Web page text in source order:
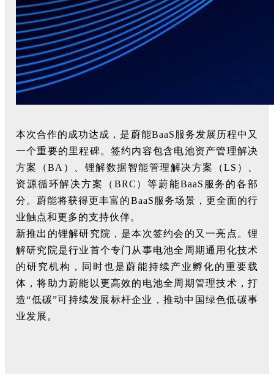
本次合作的成功达成，是蔚能BaaS服务发展历程中又
一个重要的里程碑。签约内容包含电池资产管理解决
方案（BA）、锂解数据智能管理解决方案（LS）、
资源循环解决方案（BRC）等蔚能BaaS服务的各部
分。蔚能将获得更丰富的BaaS服务场景，更全面的行
业触点和更多的支持伙伴。
新推出的锂解研究院，是本次签约会的又一亮点。锂
解研究院是行业首个专门从事电池全周期通用化技术
的研究机构，同时也是蔚能持续产业孵化的重要载
体，将助力蔚能以更高效的电池全周期管理技术，打
造“低碳”可持续发展标杆企业，推动中国绿色低碳事
业发展。